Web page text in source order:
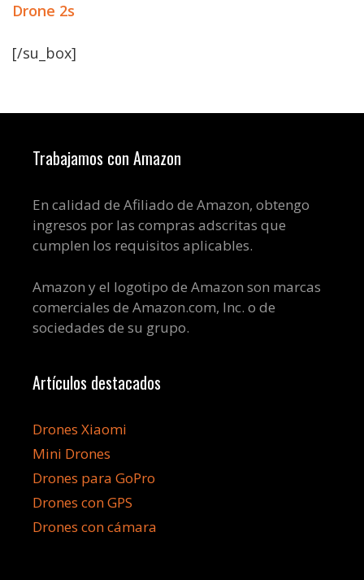
Drone 2s
[/su_box]
Trabajamos con Amazon
En calidad de Afiliado de Amazon, obtengo
ingresos por las compras adscritas que
cumplen los requisitos aplicables.
Amazon y el logotipo de Amazon son marcas
comerciales de Amazon.com, Inc. o de
sociedades de su grupo.
Artículos destacados
Drones Xiaomi
Mini Drones
Drones para GoPro
Drones con GPS
Drones con cámara